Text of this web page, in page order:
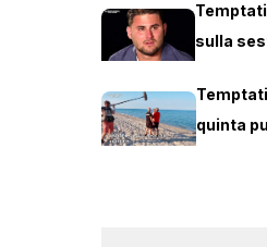
sulla
quinta